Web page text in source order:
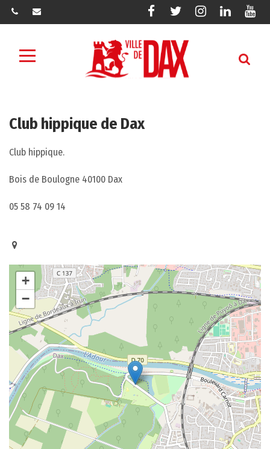
Lien
vers
compte
Facebook
Lien
vers
compte
Twitter
Lien
vers
Instagram
Lien
vers
Linkedin
Menu
Club hippique de Dax
Club hippique.
Bois de Boulogne 40100 Dax
05 58 74 09 14
+
−